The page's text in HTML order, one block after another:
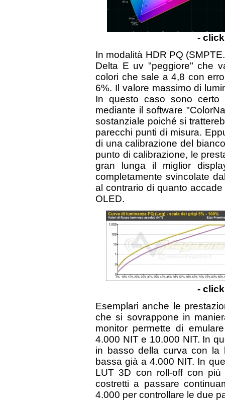
-
In modalità HDR PQ
Delta E uv "peggiore" che
colori che sale a 4,8 con
6%. Il valore massimo di
In questo caso sono certo
mediante il software
sostanziale poiché si
parecchi punti di misura.
di una calibrazione del
punto di calibrazione, le
gran lunga il miglior
completamente svincolate
al contrario di quanto
OLED.
-
Esemplari anche le
che si sovrappone in
monitor permette di
4.000 NIT e 10.000 NIT. In
in basso della curva con la
bassa già a 4.000 NIT. In
LUT 3D con roll-off con
costretti a passare
4.000 per controllare le due